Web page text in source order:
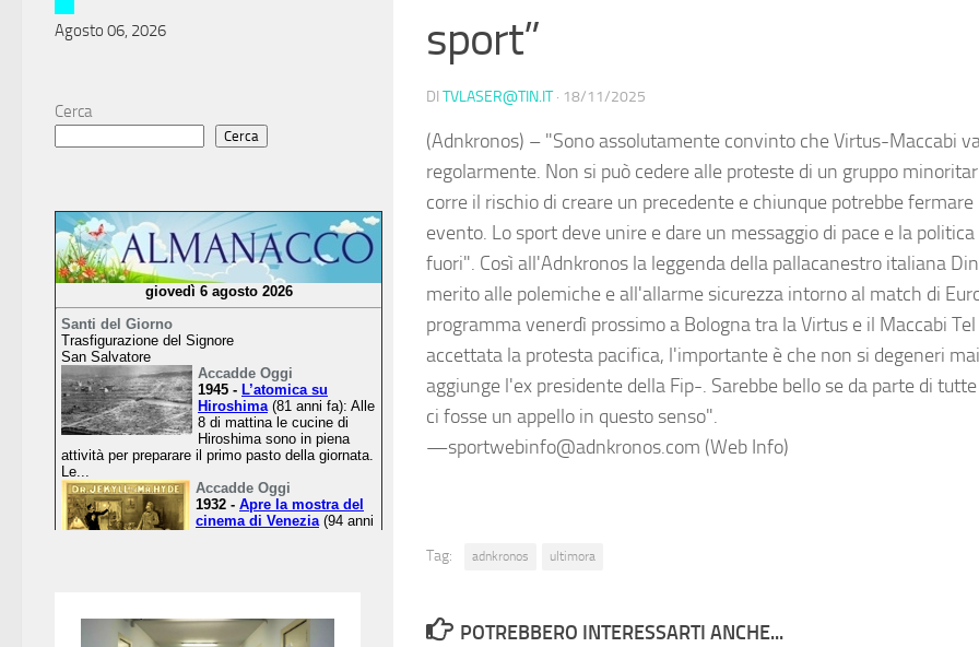
sport”
DI TVLASER@TIN.IT · 18/11/2025
(Adnkronos) – "Sono assolutamente convinto che Virtus-Maccabi
regolarmente. Non si può cedere alle proteste di un gruppo
corre il rischio di creare un precedente e chiunque potrebbe fermare
evento. Lo sport deve unire e dare un messaggio di pace e la
fuori". Così all'Adnkronos la leggenda della pallacanestro italiana
merito alle polemiche e all'allarme sicurezza intorno al match di
programma venerdì prossimo a Bologna tra la Virtus e il Maccabi
accettata la protesta pacifica, l'importante è che non si degeneri
aggiunge l'ex presidente della Fip-. Sarebbe bello se da parte di
ci fosse un appello in questo senso".
—sportwebinfo@adnkronos.com (Web Info)
Tag: adnkronos ultimora
POTREBBERO INTERESSARTI ANCHE...
Agosto 06, 2026
Cerca
Cerca